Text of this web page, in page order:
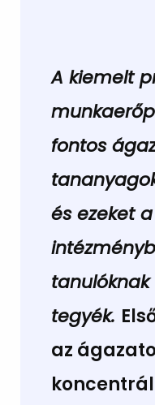
A kiemelt
fontos
és ezeket
tegyék.
az